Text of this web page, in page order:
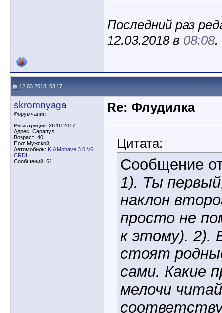
Последний раз
12.03.2018 в 08:08.
12.03.2018, 08:17
skromnyaga
Форумчанин
Регистрация: 26.10.2017
Адрес: Сарапул
Возраст: 40
Пол: Мужской
Автомобиль: KIA Mohave 3.0 V6
CRDI
Сообщений: 61
Re: Флудилка
Цитата:
Сообщение
1). Ты
наклон
просто не
к этому). 2).
стоят
сами. Какие
мелочи